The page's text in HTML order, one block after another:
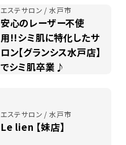
エステサロン / 水戸市
安心のレーザー不使
用!!シミ肌に特化したサ
ロン【グランシス水戸店】
でシミ肌卒業♪
エステサロン / 水戸市
Le lien 【妹店】